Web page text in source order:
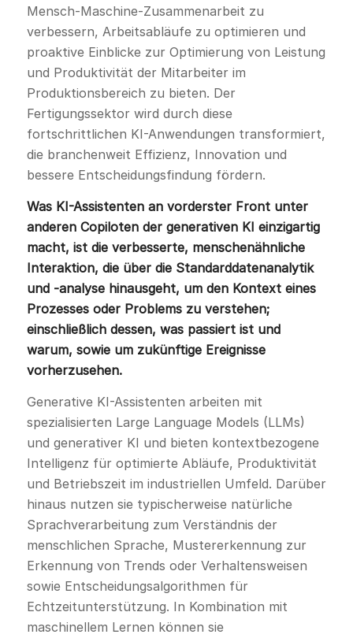
Mensch-Maschine-Zusammenarbeit zu
verbessern, Arbeitsabläufe zu optimieren und
proaktive Einblicke zur Optimierung von Leistung
und Produktivität der Mitarbeiter im
Produktionsbereich zu bieten. Der
Fertigungssektor wird durch diese
fortschrittlichen KI-Anwendungen transformiert,
die branchenweit Effizienz, Innovation und
bessere Entscheidungsfindung fördern.
Was KI-Assistenten an vorderster Front unter
anderen Copiloten der generativen KI einzigartig
macht, ist die verbesserte, menschenähnliche
Interaktion, die über die Standarddatenanalytik
und -analyse hinausgeht, um den Kontext eines
Prozesses oder Problems zu verstehen;
einschließlich dessen, was passiert ist und
warum, sowie um zukünftige Ereignisse
vorherzusehen.
Generative KI-Assistenten arbeiten mit
spezialisierten Large Language Models (LLMs)
und generativer KI und bieten kontextbezogene
Intelligenz für optimierte Abläufe, Produktivität
und Betriebszeit im industriellen Umfeld. Darüber
hinaus nutzen sie typischerweise natürliche
Sprachverarbeitung zum Verständnis der
menschlichen Sprache, Mustererkennung zur
Erkennung von Trends oder Verhaltensweisen
sowie Entscheidungsalgorithmen für
Echtzeitunterstützung. In Kombination mit
maschinellem Lernen können sie